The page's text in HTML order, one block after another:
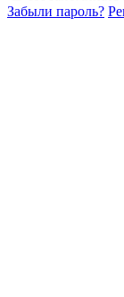
Забыли пароль?